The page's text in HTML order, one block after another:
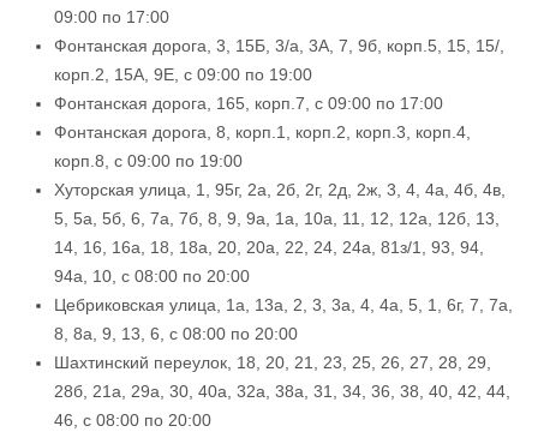
09:00 по 17:00
Фонтанская дорога, 3, 15Б, 3/а, 3А, 7, 9б, корп.5, 15, 15/,
корп.2, 15А, 9Е, с 09:00 по 19:00
Фонтанская дорога, 165, корп.7, с 09:00 по 17:00
Фонтанская дорога, 8, корп.1, корп.2, корп.3, корп.4,
корп.8, с 09:00 по 19:00
Хуторская улица, 1, 95г, 2а, 2б, 2г, 2д, 2ж, 3, 4, 4а, 4б, 4в,
5, 5а, 5б, 6, 7а, 7б, 8, 9, 9а, 1а, 10а, 11, 12, 12а, 12б, 13,
14, 16, 16а, 18, 18а, 20, 20а, 22, 24, 24а, 81з/1, 93, 94,
94а, 10, с 08:00 по 20:00
Цебриковская улица, 1а, 13а, 2, 3, 3а, 4, 4а, 5, 1, 6г, 7, 7а,
8, 8а, 9, 13, 6, с 08:00 по 20:00
Шахтинский переулок, 18, 20, 21, 23, 25, 26, 27, 28, 29,
28б, 21а, 29а, 30, 40а, 32а, 38а, 31, 34, 36, 38, 40, 42, 44,
46, с 08:00 по 20:00